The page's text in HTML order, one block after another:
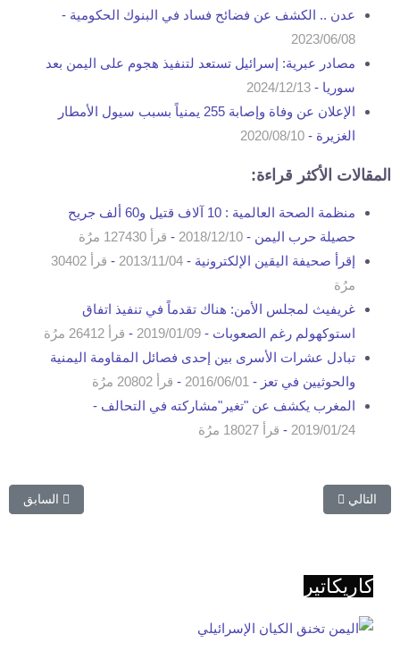
عدن .. الكشف عن فضائح فساد في البنوك الحكومية -
2023/06/08
مصادر عبرية: إسرائيل تستعد لتنفيذ هجوم على اليمن بعد
سوريا - 2024/12/13
الإعلان عن وفاة وإصابة 255 يمنياً بسبب سيول الأمطار
الغزيرة - 2020/08/10
المقالات الأكثر قراءة:
منظمة الصحة العالمية : 10 آلاف قتيل و60 ألف جريح
حصيلة حرب اليمن - 2018/12/10
- قرأ 127430 مرُة
إقرأ صحيفة اليقين الإلكترونية - 2013/11/04
-
قرأ 30402
مرُة
غريفيث لمجلس الأمن: هناك تقدماً في تنفيذ اتفاق
استوكهولم رغم الصعوبات - 2019/01/09
- قرأ 26412 مرُة
تبادل عشرات الأسرى بين إحدى فصائل المقاومة اليمنية
والحوثيين في تعز - 2016/06/01
- قرأ 20802 مرُة
المغرب يكشف عن "تغير"مشاركته في التحالف -
2019/01/24
- قرأ 18027 مرُة
المقال
السابق المقال التالي: تنظيم "داعش" يعدم 4 عمال "ذبحاً" في محافظة البيضاء اليمنية
التالي
كاريكاتير